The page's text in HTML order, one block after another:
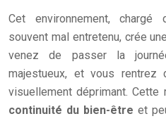
Cet environnement, chargé
souvent mal entretenu, crée
venez de passer la
majestueux, et vous rentrez
visuellement déprimant. Cette
continuité du bien-être et